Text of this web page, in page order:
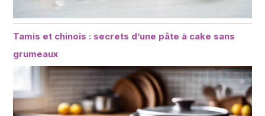
Tamis et chinois : secrets d’une pâte à cake sans
grumeaux